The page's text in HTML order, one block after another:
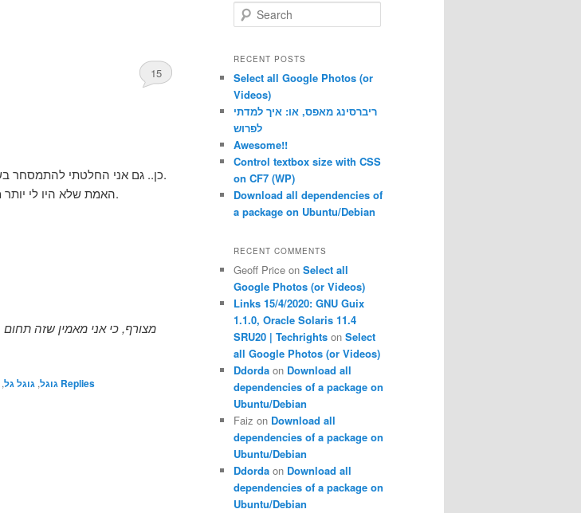
15
כן.. גם אני החלטתי להתמסחר בשביל קצת רייטינג, ולחלק את ההזמנות שנותרו לי למעוניינים.
האמת שלא היו לי יותר מדי אנשים לתת להם, לכן לא אכפת לי לחלק לכם את השאר.
גוגל, גוגל גל, Replies
e
r
h
RECENT POSTS
Select all Google Photos (or
Videos)
ריברסינג מאפס, או: איך למדתי
לפרוש
Awesome!!
Control textbox size with CSS
on CF7 (WP)
Download all dependencies of
a package on Ubuntu/Debian
RECENT COMMENTS
Geoff Price on Select all
Google Photos (or Videos)
Links 15/4/2020: GNU Guix
1.1.0, Oracle Solaris 11.4
SRU20 | Techrights on Select
all Google Photos (or Videos)
Ddorda on Download all
dependencies of a package on
Ubuntu/Debian
Faiz on Download all
dependencies of a package on
Ubuntu/Debian
Ddorda on Download all
dependencies of a package on
Ubuntu/Debian